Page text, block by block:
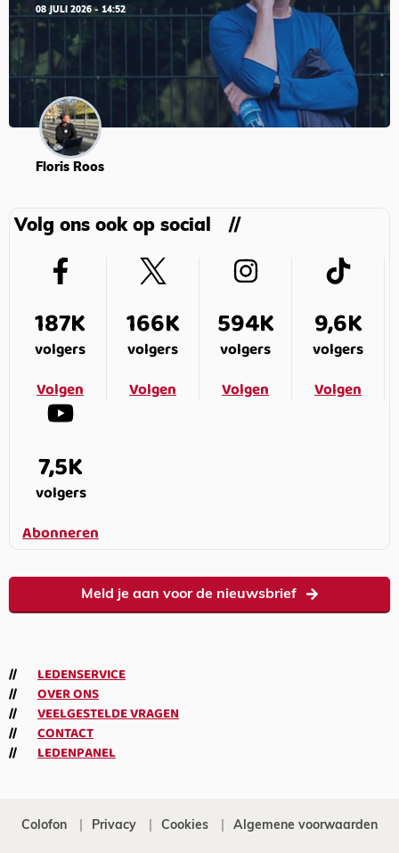
08 JULI 2026 - 14:52
Floris Roos
Volg ons ook op social
187K
volgers
Volgen
166K
volgers
Volgen
594K
volgers
Volgen
9,6K
volgers
Volgen
7,5K
volgers
Abonneren
Meld je aan voor de nieuwsbrief
LEDENSERVICE
OVER ONS
VEELGESTELDE VRAGEN
CONTACT
LEDENPANEL
Colofon Privacy Cookies Algemene voorwaarden